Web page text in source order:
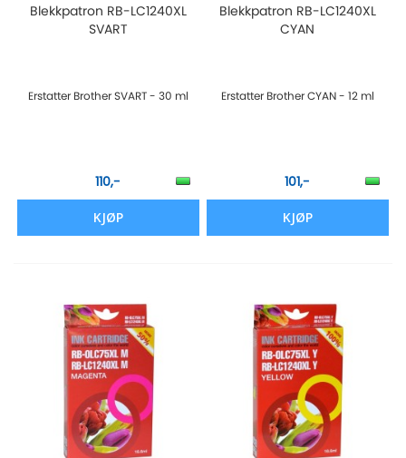
Blekkpatron RB-LC1240XL
SVART
Erstatter Brother SVART - 30 ml
110,-
KJØP
Blekkpatron RB-LC1240XL
CYAN
Erstatter Brother CYAN - 12 ml
101,-
KJØP